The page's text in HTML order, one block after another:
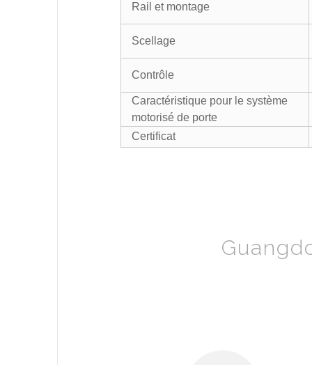
Rail et montage
Scellage
Contrôle
Caractéristique pour le système
motorisé de porte
Certificat